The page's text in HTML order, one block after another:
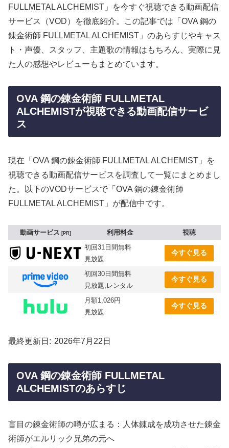
FULLMETAL ALCHEMIST」を今すぐ視聴できる動画配信
サービス（VOD）を徹底紹介。この記事では「OVA 鋼の
錬金術師 FULLMETAL ALCHEMIST」のあらすじやキャス
ト・声優、スタッフ、主題歌の情報はもちろん、実際に見
た人の感想やレビューもまとめています。
OVA 鋼の錬金術師 FULLMETAL
ALCHEMISTが視聴できる動画配信サービ
ス
現在「OVA 鋼の錬金術師 FULLMETAL ALCHEMIST」を
視聴できる動画配信サービスを調査して一覧にまとめまし
た。以下のVODサービスで「OVA 鋼の錬金術師
FULLMETAL ALCHEMIST」が配信中です。
動画サービス PR 利用料金
視聴
初回31日間無料
見放題
今すぐ見る
初回30日間無料
見放題,レンタル
今すぐ見る
月額1,026円
見放題
今すぐ見る
最終更新日 2026年7月22日
OVA 鋼の錬金術師 FULLMETAL
ALCHEMISTのあらすじ
盲目の錬金術師の噂が広まる：人体錬成を成功させた錬金
術師がエルリック兄弟の元へ